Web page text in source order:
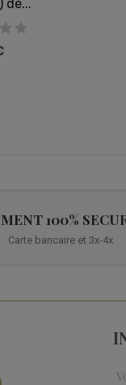
de...
100%
Carte bancaire et 3x-4x